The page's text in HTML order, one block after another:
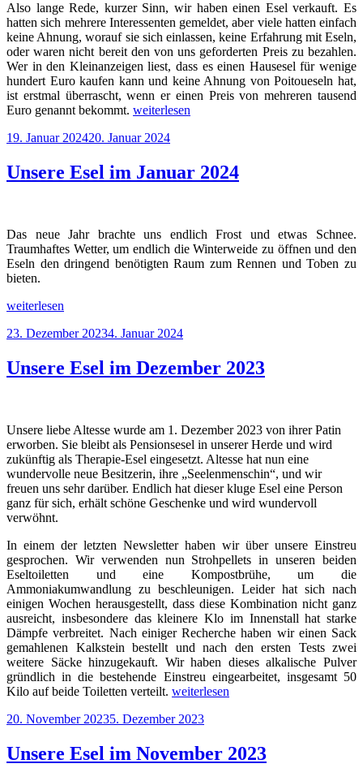
Also lange Rede, kurzer Sinn, wir haben einen Esel verkauft. Es
hatten sich mehrere Interessenten gemeldet, aber viele hatten einfach
keine Ahnung, worauf sie sich einlassen, keine Erfahrung mit Eseln,
oder waren nicht bereit den von uns geforderten Preis zu bezahlen.
Wer in den Kleinanzeigen liest, dass es einen Hausesel für wenige
hundert Euro kaufen kann und keine Ahnung von Poitoueseln hat,
ist erstmal überrascht, wenn er einen Preis von mehreren tausend
Euro genannt bekommt. „Unsere
in
weiterlesen
Veröffentlicht
19. Januar 202420. Januar 2024
Unsere Esel im Januar 2024
Das neue Jahr brachte uns endlich Frost und etwas Schnee.
Traumhaftes Wetter, um endlich die Winterweide zu öffnen und den
Eseln den dringend benötigten Raum zum Rennen und Toben zu
bieten.
„Unsere
im
2024“
weiterlesen
Veröffentlicht
23. Dezember 20234. Januar 2024
Unsere Esel im Dezember 2023
Unsere liebe Altesse wurde am 1. Dezember 2023 von ihrer Patin
erworben. Sie bleibt als Pensionsesel in unserer Herde und wird
zukünftig als Therapie-Esel eingesetzt. Altesse hat nun eine
wundervolle neue Besitzerin, ihre „Seelenmenschin“, und wir
freuen uns sehr darüber. Endlich hat dieser kluge Esel eine Person
ganz für sich, erhält schöne Geschenke und wird wundervoll
verwöhnt.
In einem der letzten Newsletter haben wir über unsere Einstreu
gesprochen. Wir verwenden nun Strohpellets in unseren beiden
Eseltoiletten und eine Kompostbrühe, um die
Ammoniakumwandlung zu beschleunigen. Leider hat sich nach
einigen Wochen herausgestellt, dass diese Kombination nicht ganz
ausreicht, insbesondere das kleinere Klo im Innenstall hat starke
Dämpfe verbreitet. Nach einiger Recherche haben wir einen Sack
gemahlenen Kalkstein bestellt und nach den ersten Tests zwei
weitere Säcke hinzugekauft. Wir haben dieses alkalische Pulver
gründlich in die bestehende Einstreu eingearbeitet, insgesamt 50
Kilo auf beide Toiletten verteilt. „Unsere
im
2023“
weiterlesen
Veröffentlicht
20. November 20235. Dezember 2023
Unsere Esel im November 2023